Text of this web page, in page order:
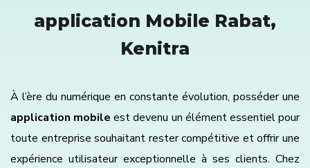
application Mobile Rabat,
Kenitra
À l’ère du numérique en constante évolution, posséder une
application mobile est devenu un élément essentiel pour
toute entreprise souhaitant rester compétitive et offrir une
expérience utilisateur exceptionnelle à ses clients. Chez